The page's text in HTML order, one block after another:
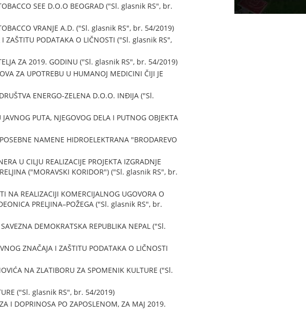
SEE D.O.O BEOGRAD ("Sl. glasnik RS", br.
VRANJE A.D. ("Sl. glasnik RS", br. 54/2019)
ZAŠTITU PODATAKA O LIČNOSTI ("Sl. glasnik RS",
ZA 2019. GODINU ("Sl. glasnik RS", br. 54/2019)
ZA UPOTREBU U HUMANOJ MEDICINI ČIJI JE
ENERGO-ZELENA D.O.O. INĐIJA ("Sl.
PUTA, NJEGOVOG DELA I PUTNOG OBJEKTA
NAMENE HIDROELEKTRANA "BRODAREVO
U CILJU REALIZACIJE PROJEKTA IZGRADNJE
("MORAVSKI KORIDOR") ("Sl. glasnik RS", br.
NA REALIZACIJI KOMERCIJALNOG UGOVORA O
PRELJINA–POŽEGA ("Sl. glasnik RS", br.
DEMOKRATSKA REPUBLIKA NEPAL ("Sl.
ZNAČAJA I ZAŠTITU PODATAKA O LIČNOSTI
NA ZLATIBORU ZA SPOMENIK KULTURE ("Sl.
("Sl. glasnik RS", br. 54/2019)
I DOPRINOSA PO ZAPOSLENOM, ZA MAJ 2019.